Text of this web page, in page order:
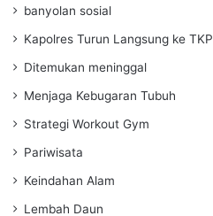
banyolan sosial
Kapolres Turun Langsung ke TKP
Ditemukan meninggal
Menjaga Kebugaran Tubuh
Strategi Workout Gym
Pariwisata
Keindahan Alam
Lembah Daun